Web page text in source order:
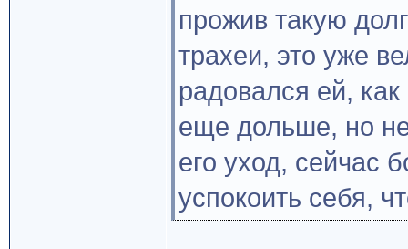
прожив такую
трахеи, это уже
радовался ей,
еще дольше, но
его уход, сейчас
успокоить себя,